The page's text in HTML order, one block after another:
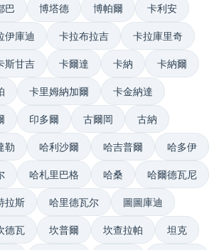
巴 博塔德 博帕爾 卡利安
伊庫迪 卡拉布拉吉 卡拉庫里奇
斯甘吉 卡爾達 卡納 卡納爾
卡里姆納加爾 卡金納達
印多爾 古爾岡 古納
勒 哈利沙爾 哈吉普爾 哈多伊
哈札里巴格 哈桑 哈爾德瓦尼
拉斯 哈里德瓦尔 圖圖庫迪
德瓦 坎普爾 坎查拉帕 坦克